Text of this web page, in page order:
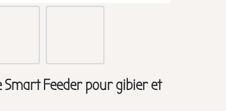
Feeder pour gibier et